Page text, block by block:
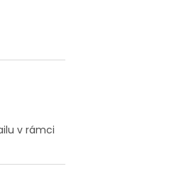
v rámci